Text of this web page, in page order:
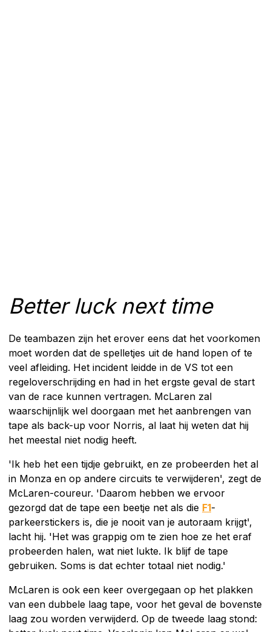
Better luck next time
De teambazen zijn het erover eens dat het voorkomen
moet worden dat de spelletjes uit de hand lopen of te
veel afleiding. Het incident leidde in de VS tot een
regeloverschrijding en had in het ergste geval de start
van de race kunnen vertragen. McLaren zal
waarschijnlijk wel doorgaan met het aanbrengen van
tape als back-up voor Norris, al laat hij weten dat hij
het meestal niet nodig heeft.
'Ik heb het een tijdje gebruikt, en ze probeerden het al
in Monza en op andere circuits te verwijderen', zegt de
McLaren-coureur. 'Daarom hebben we ervoor
gezorgd dat de tape een beetje net als die F1-
parkeerstickers is, die je nooit van je autoraam krijgt',
lacht hij. 'Het was grappig om te zien hoe ze het eraf
probeerden halen, wat niet lukte. Ik blijf de tape
gebruiken. Soms is dat echter totaal niet nodig.'
McLaren is ook een keer overgegaan op het plakken
van een dubbele laag tape, voor het geval de bovenste
laag zou worden verwijderd. Op de tweede laag stond: